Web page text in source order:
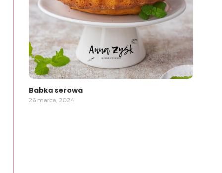
Babka serowa
26 marca, 2024